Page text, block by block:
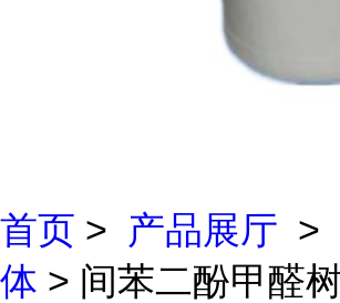
首页 > 产品展厅 >
体 > 间苯二酚甲醛